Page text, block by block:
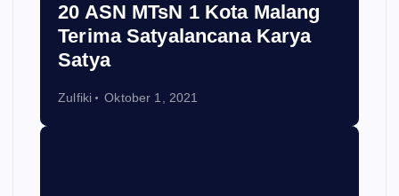
20 ASN MTsN 1 Kota Malang
Terima Satyalancana Karya
Satya
Zulfiki Oktober 1, 2021